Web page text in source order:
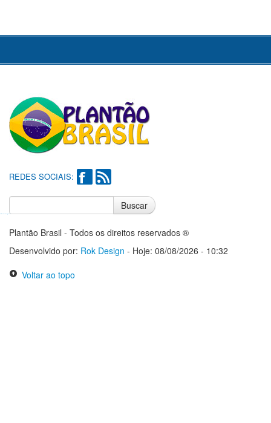
REDES SOCIAIS:
Buscar
Plantão Brasil - Todos os direitos reservados ®
Desenvolvido por: Rok Design - Hoje: 08/08/2026 - 10:32
Voltar ao topo